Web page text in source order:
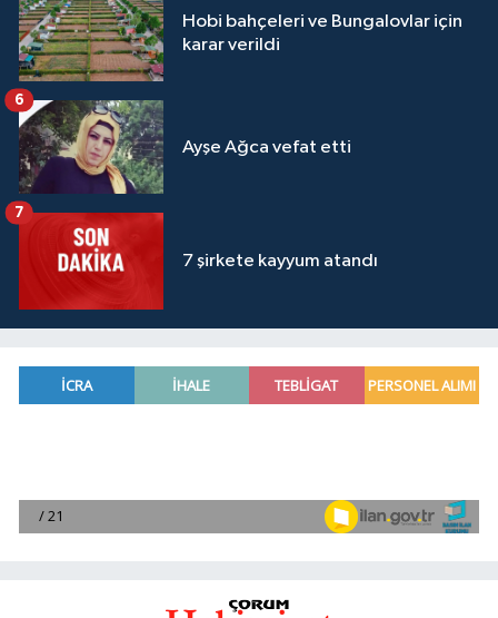
Hobi bahçeleri ve Bungalovlar için
karar verildi
Ayşe Ağca vefat etti
6
7 şirkete kayyum atandı
7